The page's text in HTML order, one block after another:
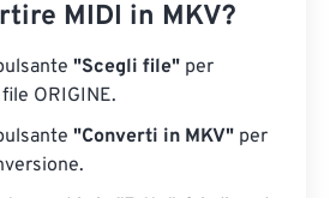
MIDI in MKV?
"Scegli file" per
ORIGINE.
"Converti in MKV" per